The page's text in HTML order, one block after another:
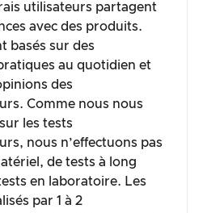
utilisateurs partagent
avec des produits.
basés sur des
au quotidien et
des
Comme nous nous
les tests
nous n’effectuons pas
de tests à long
en laboratoire. Les
par 1 à 2